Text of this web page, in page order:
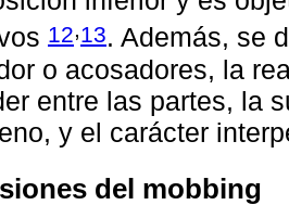
12,13. Además, se
o acosadores, la
entre las partes, la
y el carácter
del mobbing